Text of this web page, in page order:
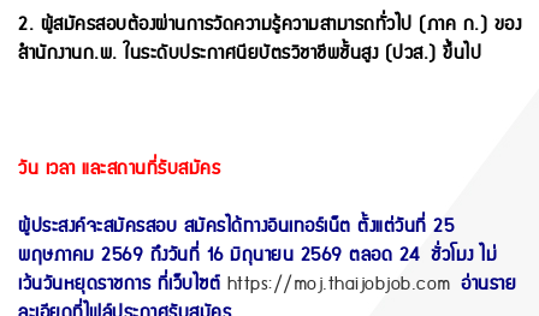
2. ผู้สมัครสอบต้องผ่านการวัดความรู้ความสามารถทั่วไป (ภาค ก.) ของ
สํานักงานก.พ. ในระดับประกาศนียบัตรวิชาชีพชั้นสูง (ปวส.) ขึ้นไป
วัน เวลา และสถานที่รับสมัคร
ผู้ประสงค์จะสมัครสอบ สมัครได้ทางอินเทอร์เน็ต ตั้งแต่วันที่ 25
พฤษภาคม 2569 ถึงวันที่ 16 มิถุนายน 2569 ตลอด 24 ชั่วโมง ไม่
เว้นวันหยุดราชการ ที่เว็บไซต์ https://moj.thaijobjob.com อ่านราย